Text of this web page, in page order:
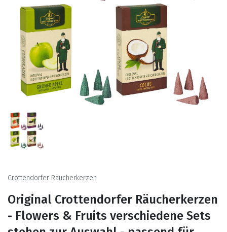
Crottendorfer Räucherkerzen
Original Crottendorfer Räucherkerzen
- Flowers & Fruits verschiedene Sets